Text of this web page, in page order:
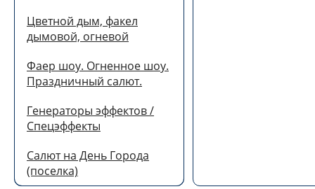
Цветной дым, факел
дымовой, огневой
Фаер шоу. Огненное шоу.
Праздничный салют.
Генераторы эффектов /
Спецэффекты
Салют на День Города
(поселка)